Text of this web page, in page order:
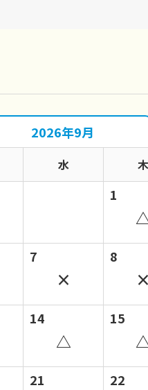
2026年9月
水 木
1
7
×
8
×
14
△
15
21 22